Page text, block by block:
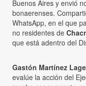
Buenos Aires y envió
bonaerenses.
WhatsApp, en el que
no residentes de
que está adentro del
Gastón Martínez Lage
evalúe la acción del